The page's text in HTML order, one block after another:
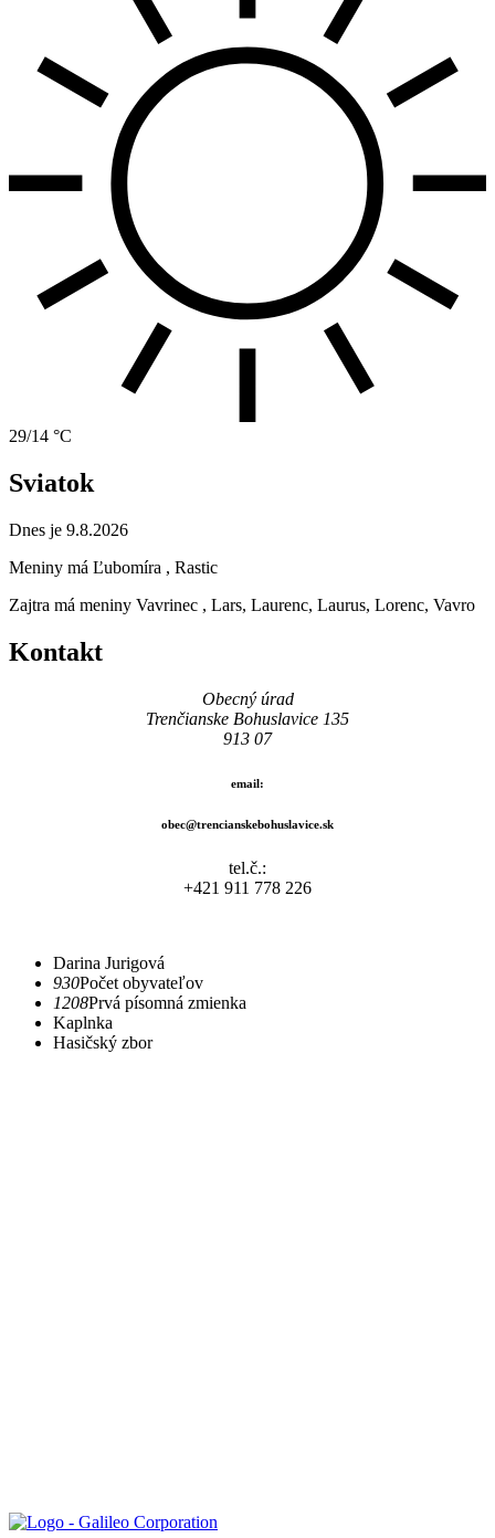
29/14 °C
Sviatok
Dnes je 9.8.2026
Meniny má Ľubomíra , Rastic
Zajtra má meniny Vavrinec , Lars, Laurenc, Laurus, Lorenc, Vavro
Kontakt
Obecný úrad
Trenčianske Bohuslavice 135
913 07
email:
obec@trencianskebohuslavice.sk
tel.č.:
+421 911 778 226
Darina Jurigová
930Počet obyvateľov
1208Prvá písomná zmienka
Kaplnka
Hasičský zbor